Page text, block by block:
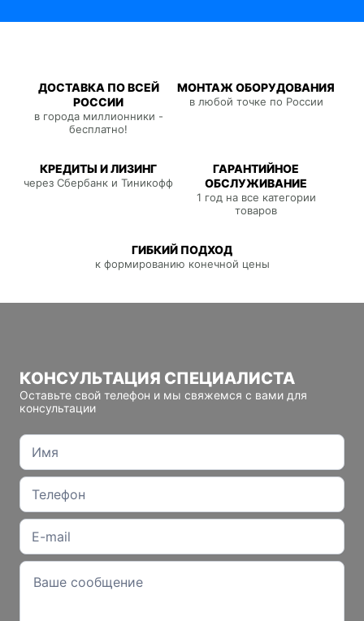
ДОСТАВКА ПО ВСЕЙ
РОССИИ
в города миллионники -
бесплатно!
МОНТАЖ ОБОРУДОВАНИЯ
в любой точке по России
КРЕДИТЫ И ЛИЗИНГ
через Сбербанк и Тиникофф
ГАРАНТИЙНОЕ
ОБСЛУЖИВАНИЕ
1 год на все категории
товаров
ГИБКИЙ ПОДХОД
к формированию конечной цены
КОНСУЛЬТАЦИЯ СПЕЦИАЛИСТА
Оставьте свой телефон и мы свяжемся с вами для
консультации